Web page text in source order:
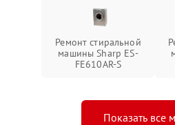
Ремонт стиральной
машины Sharp ES-
FE610AR-S
Показать все